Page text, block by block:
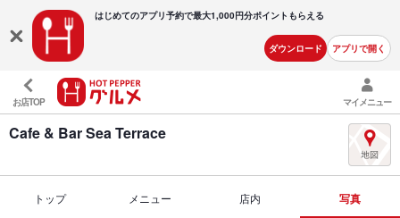
はじめてのアプリ予約で最大1,000円分ポイントもらえる
ダウンロード アプリで開く
お店TOP マイメニュー
Cafe & Bar Sea Terrace
トップ メニュー 店内 写真